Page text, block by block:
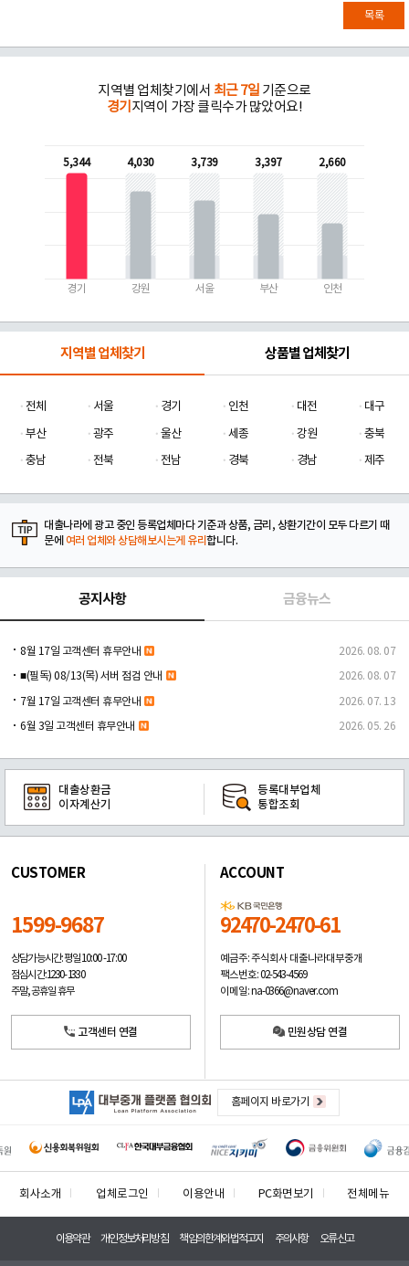
목록
지역별 업체찾기에서 최근 7일 기준으로
경기 지역이 가장 클릭수가 많았어요!
5,344
경기
4,030
강원
3,739
서울
3,397
부산
2,660
인천
지역별 업체찾기 상품별 업체찾기
전체 서울 경기 인천 대전
대구
부산
광주 울산 세종 강원
충북
충남
전북 전남 경북 경남 제주
대출나라에 광고 중인 등록업체마다 기준과 상품, 금리, 상환기간이 모두 다르기 때
문에 여러 업체와 상담해보시는게 유리합니다.
공지사항 금융뉴스
8월 17일 고객센터 휴무안내 2026. 08. 07
■(필독) 08/13(목) 서버 점검 안내 2026. 08. 07
7월 17일 고객센터 휴무안내 2026. 07. 13
6월 3일 고객센터 휴무안내 2026. 05. 26
대출상환금
이자계산기
등록대부업체
통합조회
CUSTOMER
1599-9687
상담가능시간: 평일10:00 -17:00
점심시간: 12:30 - 13:30
주말, 공휴일 휴무
고객센터 연결
ACCOUNT
92470-2470-61
예금주: 주식회사 대출나라대부중개
팩스번호: 02-543-4569
이메일: na-0366@naver.com
민원상담 연결
홈페이지 바로가기
회사소개 업체로그인 이용안내 PC화면보기 전체메뉴
이용약관 개인정보처리방침 책임의한계와법적고지 주의사항 오류신고